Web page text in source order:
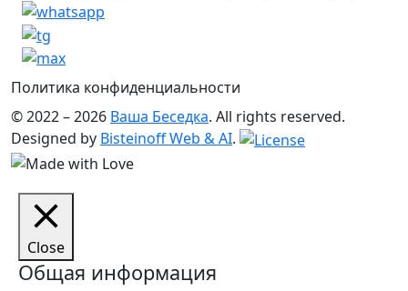
Политика конфиденциальности
© 2022 – 2026 Ваша Беседка. All rights reserved.
Designed by Bisteinoff Web & AI.
Close
Общая информация